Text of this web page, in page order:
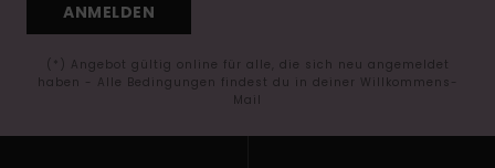
ANMELDEN
(*) Angebot gültig online für alle, die sich neu angemeldet
haben - Alle Bedingungen findest du in deiner Willkommens-
Mail